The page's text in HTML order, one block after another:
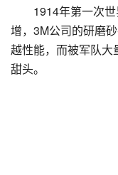
1914年第一次
增，3M公司的研磨
越性能，而被军队大
甜头。